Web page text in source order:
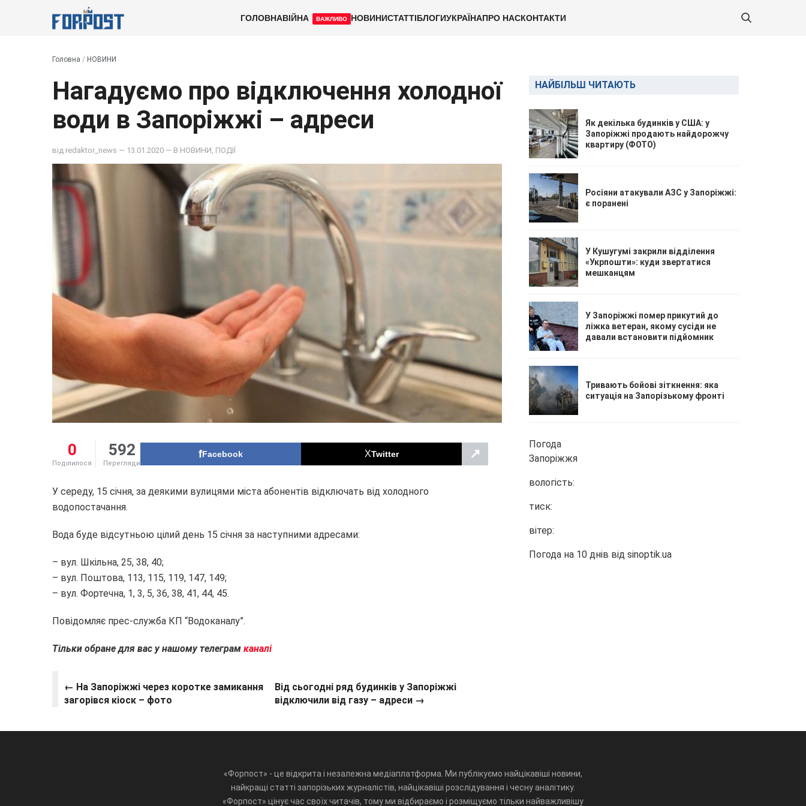
ГОЛОВНАВІЙНА ВАЖЛИВО НОВИНИСТАТТІБЛОГИУКРАЇНАПРО НАСКОНТАКТИ
Головна / НОВИНИ
Нагадуємо про відключення холодної
води в Запоріжжі – адреси
від redaktor_news — 13.01.2020 — В НОВИНИ ПОДІЇ
0
Поділилося
592
Перегляди
Facebook Twitter ↗
У середу, 15 січня, за деякими вулицями міста абонентів відключать від холодного
водопостачання.
Вода буде відсутньою цілий день 15 січня за наступними адресами:
– вул. Шкільна, 25, 38, 40;
– вул. Поштова, 113, 115, 119, 147, 149;
– вул. Фортечна, 1, 3, 5, 36, 38, 41, 44, 45.
Повідомляє прес-служба КП “Водоканалу”.
Тільки обране для вас у нашому телеграм каналі
← На Запоріжжі через коротке замикання
загорівся кіоск – фото
Від сьогодні ряд будинків у Запоріжжі
відключили від газу – адреси →
НАЙБІЛЬШ ЧИТАЮТЬ
Як декілька будинків у США: у
Запоріжжі продають найдорожчу
квартиру (ФОТО)
Росіяни атакували АЗС у Запоріжжі:
є поранені
У Кушугумі закрили відділення
«Укрпошти»: куди звертатися
мешканцям
У Запоріжжі помер прикутий до
ліжка ветеран, якому сусіди не
давали встановити підйомник
Тривають бойові зіткнення: яка
ситуація на Запорізькому фронті
Погода
Запоріжжя
вологість:
тиск:
вітер:
Погода на 10 днів від sinoptik.ua
«Форпост» - це відкрита і незалежна медіаплатформа. Ми публікуємо найцікавіші новини,
найкращі статті запорізьких журналістів, найцікавіші розслідування і чесну аналітику.
«Форпост» цінує час своїх читачів, тому ми відбираємо і розміщуємо тільки найважливішу